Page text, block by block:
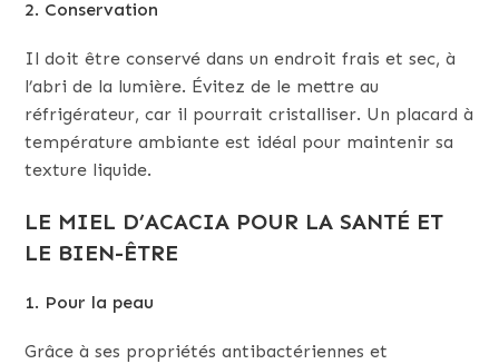
2. Conservation
Il doit être conservé dans un endroit frais et sec, à
l’abri de la lumière. Évitez de le mettre au
réfrigérateur, car il pourrait cristalliser. Un placard à
température ambiante est idéal pour maintenir sa
texture liquide.
LE MIEL D’ACACIA POUR LA SANTÉ ET
LE BIEN-ÊTRE
1. Pour la peau
Grâce à ses propriétés antibactériennes et